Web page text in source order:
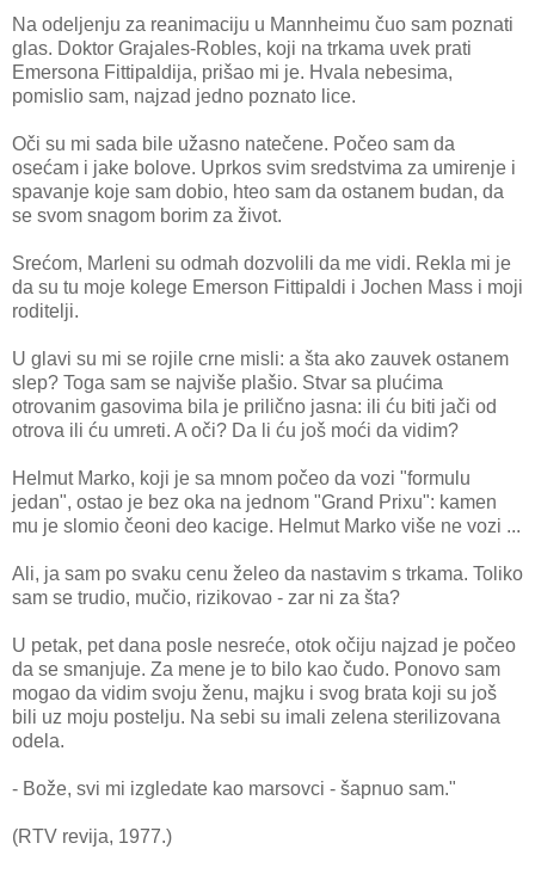
Na odeljenju za reanimaciju u Mannheimu čuo sam poznati
glas. Doktor Grajales-Robles, koji na trkama uvek prati
Emersona Fittipaldija, prišao mi je. Hvala nebesima,
pomislio sam, najzad jedno poznato lice.
Oči su mi sada bile užasno natečene. Počeo sam da
osećam i jake bolove. Uprkos svim sredstvima za umirenje i
spavanje koje sam dobio, hteo sam da ostanem budan, da
se svom snagom borim za život.
Srećom, Marleni su odmah dozvolili da me vidi. Rekla mi je
da su tu moje kolege Emerson Fittipaldi i Jochen Mass i moji
roditelji.
U glavi su mi se rojile crne misli: a šta ako zauvek ostanem
slep? Toga sam se najviše plašio. Stvar sa plućima
otrovanim gasovima bila je prilično jasna: ili ću biti jači od
otrova ili ću umreti. A oči? Da li ću još moći da vidim?
Helmut Marko, koji je sa mnom počeo da vozi "formulu
jedan", ostao je bez oka na jednom "Grand Prixu": kamen
mu je slomio čeoni deo kacige. Helmut Marko više ne vozi ...
Ali, ja sam po svaku cenu želeo da nastavim s trkama. Toliko
sam se trudio, mučio, rizikovao - zar ni za šta?
U petak, pet dana posle nesreće, otok očiju najzad je počeo
da se smanjuje. Za mene je to bilo kao čudo. Ponovo sam
mogao da vidim svoju ženu, majku i svog brata koji su još
bili uz moju postelju. Na sebi su imali zelena sterilizovana
odela.
- Bože, svi mi izgledate kao marsovci - šapnuo sam."
(RTV revija, 1977.)